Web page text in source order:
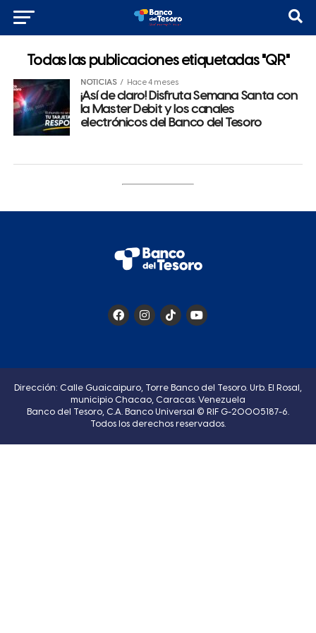
Todas las publicaciones etiquetadas "QR"
NOTICIAS Hace 4 meses
¡Así de claro! Disfruta Semana Santa con
la Master Debit y los canales
electrónicos del Banco del Tesoro
Dirección: Calle Guaicaipuro, Torre Banco del Tesoro. Urb. El Rosal,
municipio Chacao, Caracas. Venezuela
Banco del Tesoro, C.A. Banco Universal © RIF G-20005187-6.
Todos los derechos reservados.